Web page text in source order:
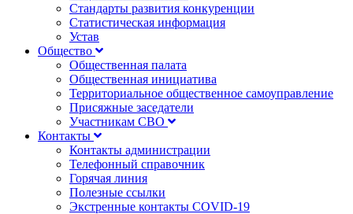
Стандарты развития конкуренции
Статистическая информация
Устав
Общество
Общественная палата
Общественная инициатива
Территориальное общественное самоуправление
Присяжные заседатели
Участникам СВО
Контакты
Контакты администрации
Телефонный справочник
Горячая линия
Полезные ссылки
Экстренные контакты COVID-19